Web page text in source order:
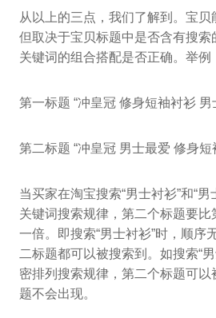
从以上的三点，我们了解到。宝
但取决于宝贝标题中是否含有搜
关键词的组合搭配是否正确。举例
第一标题 “冲皇冠 修身短袖衬衫 男
第二标题 “冲皇冠 男士最爱 修身短
当买家在淘宝搜索“男士衬衫”和“
关键词搜索规律，第二个标题要
一倍。即搜索“男士衬衫”时，顺序
二标题都可以被搜索到。如搜索“
密排列搜索规律，第二个标题可
题不会出现。